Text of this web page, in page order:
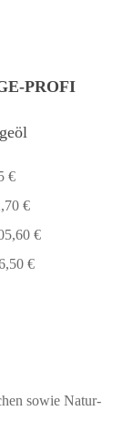
PROFI
€
€
€
€
sowie Natur-